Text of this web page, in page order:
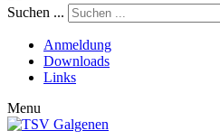
Suchen ...
Anmeldung
Downloads
Links
Menu